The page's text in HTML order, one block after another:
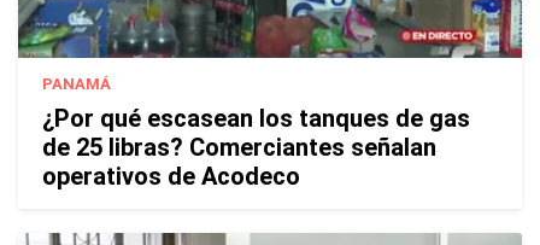
PANAMÁ
¿Por qué escasean los tanques de gas
de 25 libras? Comerciantes señalan
operativos de Acodeco